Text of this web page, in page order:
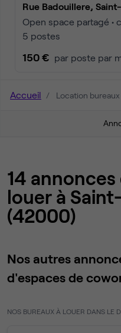
Rue Badouillere,
Open space partagé •
5 postes
150 € par poste par
Accueil Location
14
louer à
(42000)
Nos autres
d'espaces de
NOS BUREAUX À LOUER DANS LE